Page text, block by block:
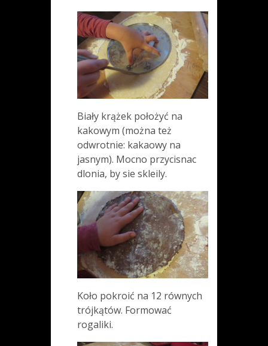
Biały krążek położyć na
kakowym (można też
odwrotnie: kakaowy na
jasnym). Mocno przycisnac
dlonia, by sie skleily.
Koło pokroić na 12 równych
trójkątów. Formować
rogaliki.